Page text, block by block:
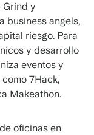
Grind y
business angels,
riesgo. Para
y desarrollo
eventos y
7Hack,
Makeathon.
oficinas en